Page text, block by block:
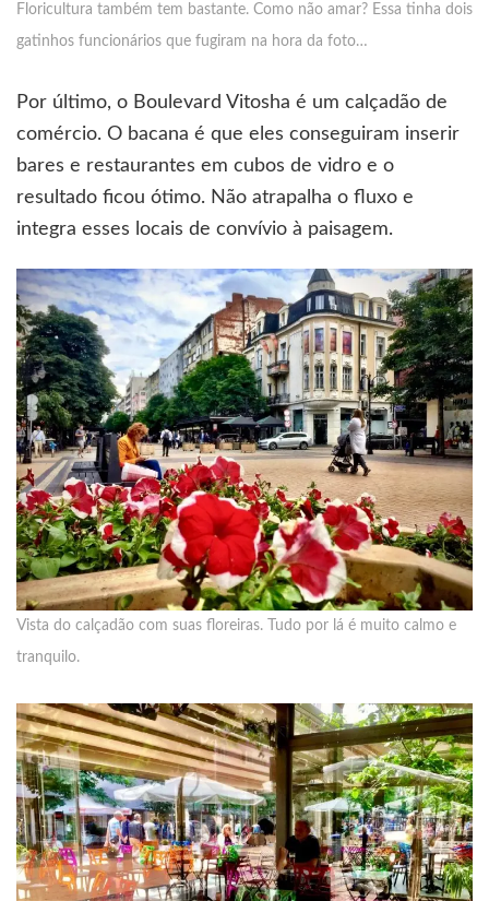
Floricultura também tem bastante. Como não amar? Essa tinha dois
gatinhos funcionários que fugiram na hora da foto…
Por último, o Boulevard Vitosha é um calçadão de
comércio. O bacana é que eles conseguiram inserir
bares e restaurantes em cubos de vidro e o
resultado ficou ótimo. Não atrapalha o fluxo e
integra esses locais de convívio à paisagem.
Vista do calçadão com suas floreiras. Tudo por lá é muito calmo e
tranquilo.